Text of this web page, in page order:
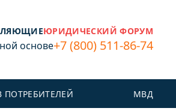
ЮРИДИЧЕСКИЙ ФОРУМ
основе+7 (800) 511-86-74
ПОТРЕБИТЕЛЕЙ МВД